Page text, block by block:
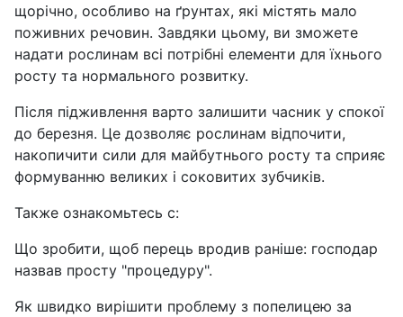
щорічно, особливо на ґрунтах, які містять мало
поживних речовин. Завдяки цьому, ви зможете
надати рослинам всі потрібні елементи для їхнього
росту та нормального розвитку.
Після підживлення варто залишити часник у спокої
до березня. Це дозволяє рослинам відпочити,
накопичити сили для майбутнього росту та сприяє
формуванню великих і соковитих зубчиків.
Также ознакомьтесь с:
Що зробити, щоб перець вродив раніше: господар
назвав просту "процедуру".
Як швидко вирішити проблему з попелицею за